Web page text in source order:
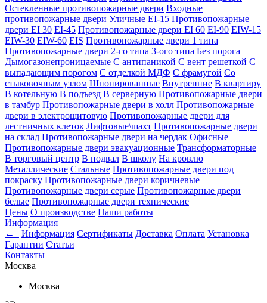
Остекленные противопожарные двери Входные
противопожарные двери Уличные EI-15 Противопожарные
двери EI 30 EI-45 Противопожарные двери EI 60 EI-90 EIW-15
EIW-30 EIW-60 EIS Противопожарные двери 1 типа
Противопожарные двери 2-го типа 3-ого типа Без порога
Дымогазонепроницаемые С антипаникой С вент решеткой С
выпадающим порогом С отделкой МДФ С фрамугой Со
стыковочным узлом Шпонированные Внутренние В квартиру
В котельную В подъезд В серверную Противопожарные двери
в тамбур Противопожарные двери в холл Противопожарные
двери в электрощитовую Противопожарные двери для
лестничных клеток Лифтовые\шахт Противопожарные двери
на склад Противопожарные двери на чердак Офисные
Противопожарные двери эвакуационные Трансформаторные
В торговый центр В подвал В школу На кровлю
Металлические Стальные Противопожарные двери под
покраску Противопожарные двери коричневые
Противопожарные двери серые Противопожарные двери
белые Противопожарные двери технические
Цены О производстве Наши работы
Информация
←
Информация Сертификаты Доставка Оплата Установка
Гарантии Статьи
Контакты
Москва
Москва